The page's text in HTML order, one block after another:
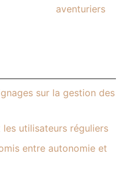
aventuriers
sur la gestion des
les utilisateurs réguliers
entre autonomie et